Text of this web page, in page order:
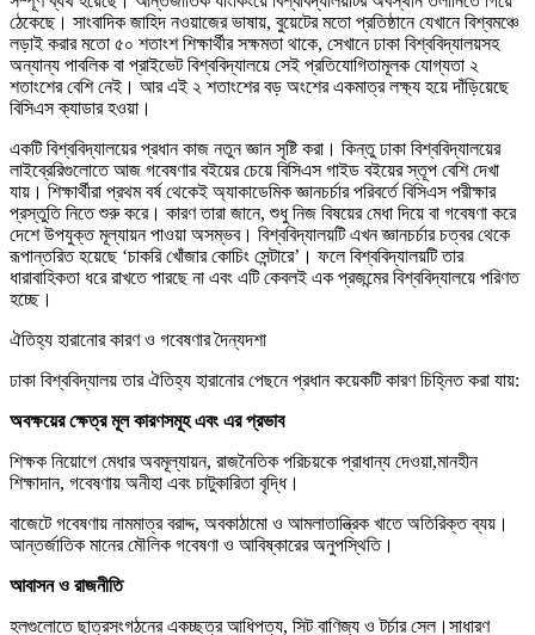
ঠেকেছে। সাংবাদিক জাহিদ নওয়াজের ভাষায়, বুয়েটের মতো প্রতিষ্ঠানে যেখানে বিশ্বমঞ্চে
লড়াই করার মতো ৫০ শতাংশ শিক্ষার্থীর সক্ষমতা থাকে, সেখানে ঢাকা বিশ্ববিদ্যালয়সহ
অন্যান্য পাবলিক বা প্রাইভেট বিশ্ববিদ্যালয়ে সেই প্রতিযোগিতামূলক যোগ্যতা ২
শতাংশের বেশি নেই। আর এই ২ শতাংশের বড় অংশের একমাত্র লক্ষ্য হয়ে দাঁড়িয়েছে
বিসিএস ক্যাডার হওয়া।
একটি বিশ্ববিদ্যালয়ের প্রধান কাজ নতুন জ্ঞান সৃষ্টি করা। কিন্তু ঢাকা বিশ্ববিদ্যালয়ের
লাইব্রেরিগুলোতে আজ গবেষণার বইয়ের চেয়ে বিসিএস গাইড বইয়ের স্তূপ বেশি দেখা
যায়। শিক্ষার্থীরা প্রথম বর্ষ থেকেই অ্যাকাডেমিক জ্ঞানচর্চার পরিবর্তে বিসিএস পরীক্ষার
প্রস্তুতি নিতে শুরু করে। কারণ তারা জানে, শুধু নিজ বিষয়ের মেধা দিয়ে বা গবেষণা করে
দেশে উপযুক্ত মূল্যায়ন পাওয়া অসম্ভব। বিশ্ববিদ্যালয়টি এখন জ্ঞানচর্চার চত্বর থেকে
রূপান্তরিত হয়েছে ‘চাকরি খোঁজার কোচিং সেন্টারে’। ফলে বিশ্ববিদ্যালয়টি তার
ধারাবাহিকতা ধরে রাখতে পারছে না এবং এটি কেবলই এক প্রজন্মের বিশ্ববিদ্যালয়ে পরিণত
হচ্ছে।
ঐতিহ্য হারানোর কারণ ও গবেষণার দৈন্যদশা
ঢাকা বিশ্ববিদ্যালয় তার ঐতিহ্য হারানোর পেছনে প্রধান কয়েকটি কারণ চিহ্নিত করা যায়:
অবক্ষয়ের ক্ষেত্র মূল কারণসমূহ এবং এর প্রভাব
শিক্ষক নিয়োগে মেধার অবমূল্যায়ন, রাজনৈতিক পরিচয়কে প্রাধান্য দেওয়া,মানহীন
শিক্ষাদান, গবেষণায় অনীহা এবং চাটুকারিতা বৃদ্ধি।
বাজেটে গবেষণায় নামমাত্র বরাদ্দ, অবকাঠামো ও আমলাতান্ত্রিক খাতে অতিরিক্ত ব্যয়।
আন্তর্জাতিক মানের মৌলিক গবেষণা ও আবিষ্কারের অনুপস্থিতি।
আবাসন ও রাজনীতি
হলগুলোতে ছাত্রসংগঠনের একচ্ছত্র আধিপত্য, সিট বাণিজ্য ও টর্চার সেল।সাধারণ